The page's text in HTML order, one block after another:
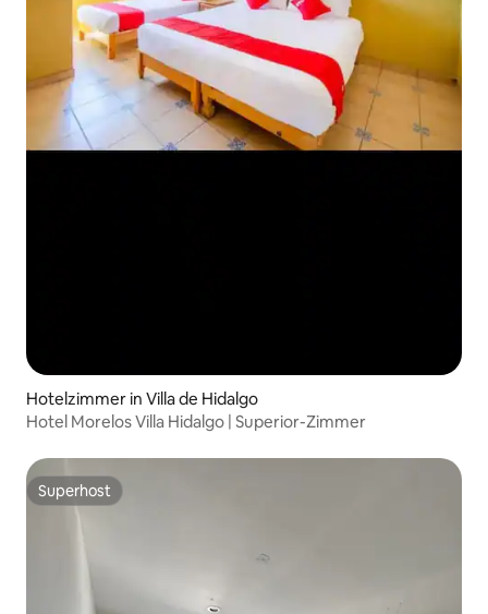
Hotelzimmer in Villa de Hidalgo
Hotel Morelos Villa Hidalgo | Superior-Zimmer
Superhost
Superhost